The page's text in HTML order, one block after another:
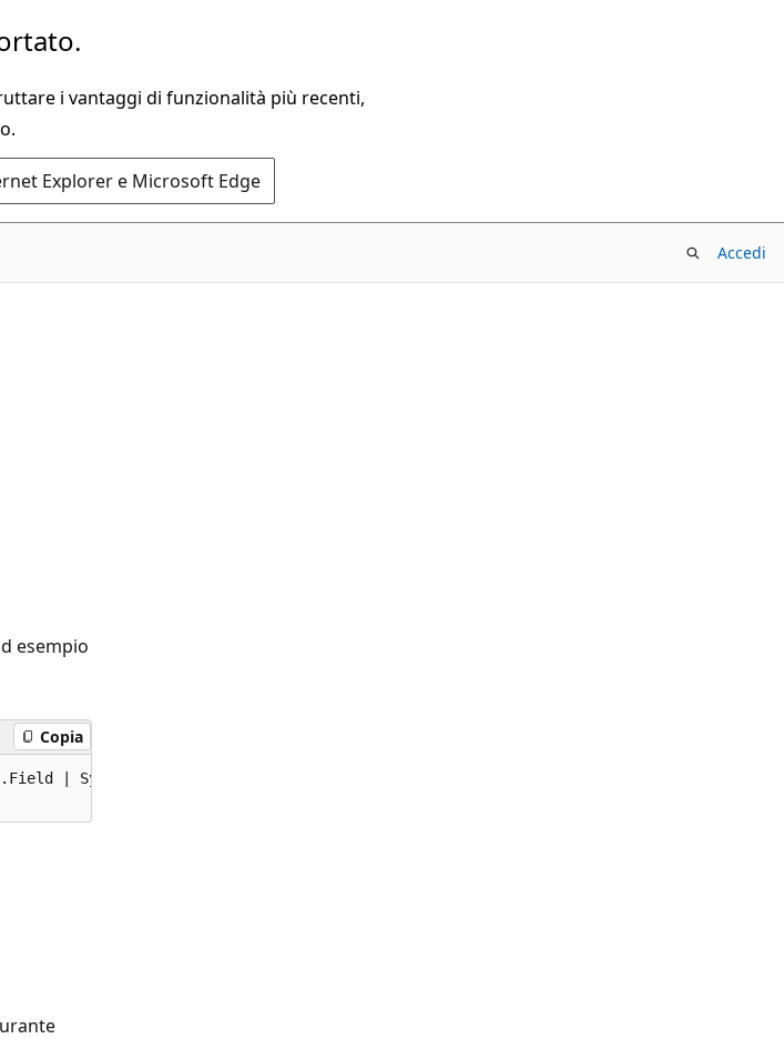
i vantaggi di funzionalità più recenti,
Explorer e Microsoft Edge
Accedi
esempio
Copia
| System.AttributeTargets.GenericParameter |